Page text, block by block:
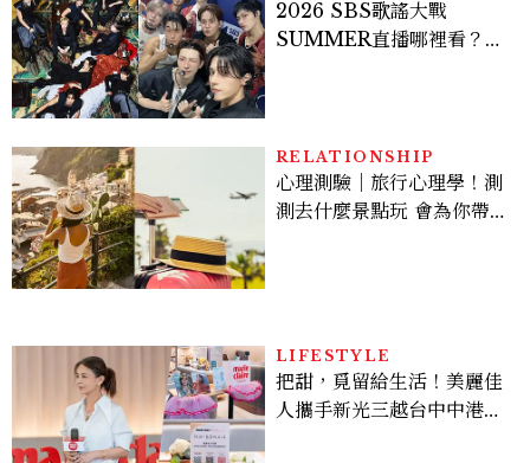
2026 SBS歌謠大戰
SUMMER直播哪裡看？
RELATIONSHIP
心理測驗｜旅行心理學！測
測去什麼景點玩 會為你帶來
LIFESTYLE
把甜，覓留給生活！美麗佳
人攜手新光三越台中中港